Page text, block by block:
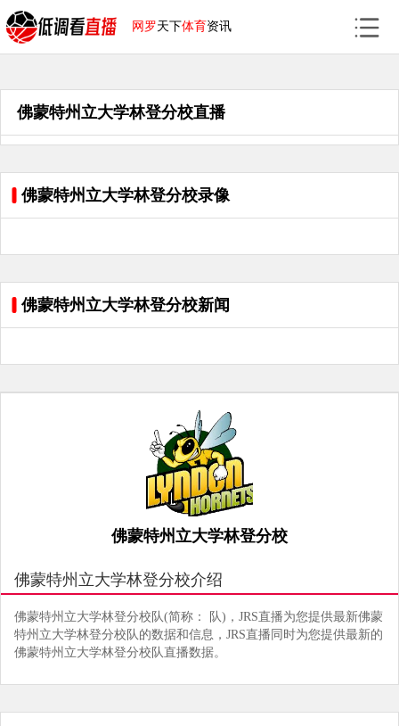
网罗天下体育资讯
佛蒙特州立大学林登分校直播
佛蒙特州立大学林登分校录像
佛蒙特州立大学林登分校新闻
佛蒙特州立大学林登分校
佛蒙特州立大学林登分校介绍
佛蒙特州立大学林登分校队(简称： 队)，JRS直播为您提供最新佛蒙
特州立大学林登分校队的数据和信息，JRS直播同时为您提供最新的
佛蒙特州立大学林登分校队直播数据。